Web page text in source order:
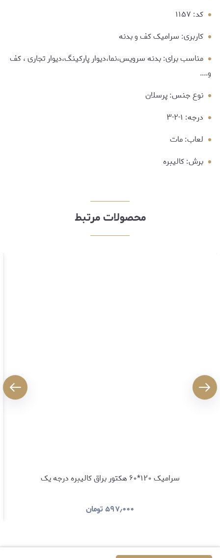
کد: ۱۱۵۷
کاربری: سرامیک کف و بدنه
مناسب برای: بدنه سرویس،نما،دیوار پارکینگ،دیوار تجاری ، کف
و....
نوع جنس: پرسلان
درجه: ۱-۲-۳
لعاب: مات
برش: کالیبره
محصولات مرتبط
سرامیک ۱۲۰*۶۰ هکتور براق کالیبره درجه یک
۵۹۷٫۰۰۰تومان